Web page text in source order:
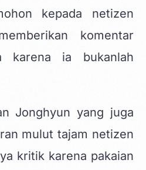
kepada netizen
komentar
karena ia bukanlah
Jonghyun yang juga
mulut tajam netizen
kritik karena pakaian